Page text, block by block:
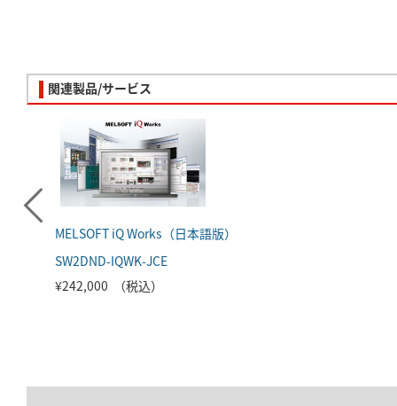
関連製品/サービス
MELSOFT iQ Works（日本語版）
SW2DND-IQWK-JCE
¥242,000 （税込）